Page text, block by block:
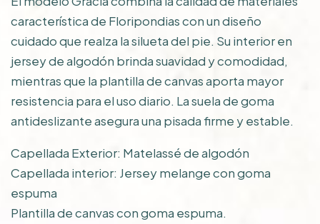
característica de Floripondias con un diseño
cuidado que realza la silueta del pie. Su interior en
jersey de algodón brinda suavidad y comodidad,
mientras que la plantilla de canvas aporta mayor
resistencia para el uso diario. La suela de goma
antideslizante asegura una pisada firme y estable.
Capellada Exterior: Matelassé de algodón
Capellada interior: Jersey melange con goma
espuma
Plantilla de canvas con goma espuma.